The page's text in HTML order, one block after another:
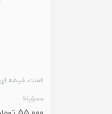
المنت شیشه ای 10 اینچ
61,500